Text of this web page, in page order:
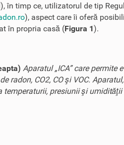
în timp ce, utilizatorul de tip
), aspect care îi oferă
în propria casă (Figura 1).
Aparatul „ICA” care
radon, CO2, CO şi VOC.
temperaturii, presiunii şi